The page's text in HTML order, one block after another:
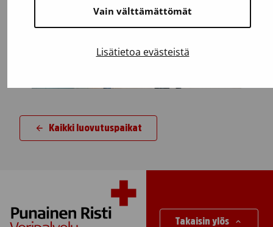
Vain välttämättömät
Lisätietoa evästeistä
Kaikki luovutuspaikat
Takaisin ylös